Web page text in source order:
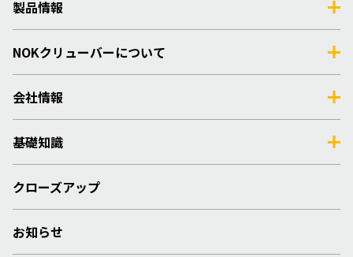
製品情報
NOKクリューバーについて
会社情報
基礎知識
クローズアップ
お知らせ